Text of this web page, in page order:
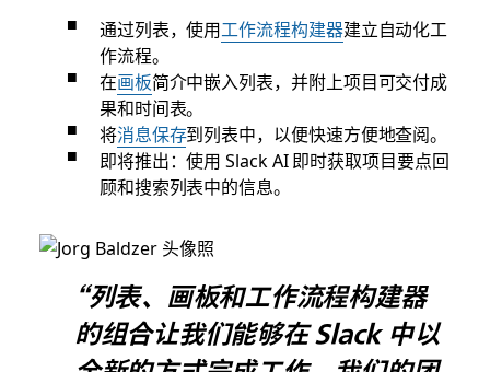
通过列表，使用工作流程构建器建立自动化工
作流程。
在画板简介中嵌入列表，并附上项目可交付成
果和时间表。
将消息保存到列表中，以便快速方便地查阅。
即将推出：使用 Slack AI 即时获取项目要点回
顾和搜索列表中的信息。
“列表、画板和工作流程构建器
的组合让我们能够在 Slack 中以